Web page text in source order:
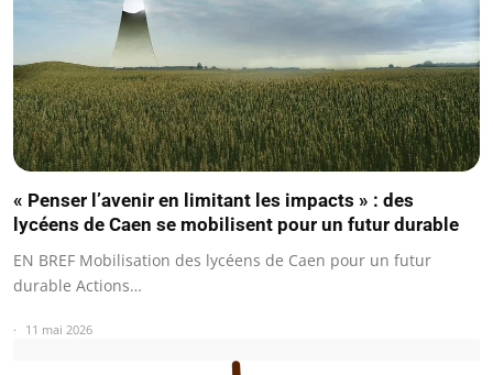
« Penser l’avenir en limitant les impacts » : des
lycéens de Caen se mobilisent pour un futur durable
EN BREF Mobilisation des lycéens de Caen pour un futur
durable Actions…
11 mai 2026